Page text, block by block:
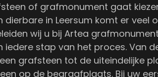
of grafmonument gaat
dierbare in Leersum komt er veel
wij u bij Artea
iedere stap van het proces. Van
grafsteen tot de uiteindelijke
op de begraafplaats. Bij uw